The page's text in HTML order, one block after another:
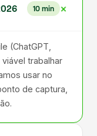
10 min
(ChatGPT,
trabalhar
usar no
de captura,